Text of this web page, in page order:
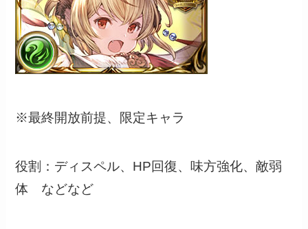
※最終開放前提、限定キャラ
役割：ディスペル、HP回復、味方強化、敵弱
体 などなど